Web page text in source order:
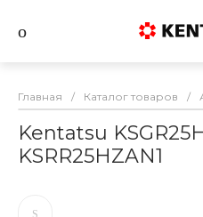
Главная / Каталог товаров /
Kentatsu
KSRR25HZAN1